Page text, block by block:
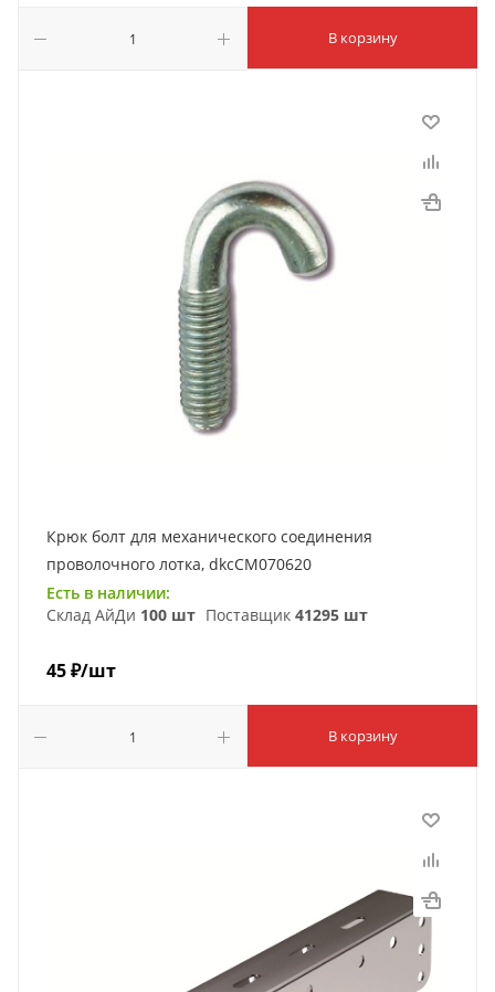
В корзину
Крюк болт для механического соединения
проволочного лотка, dkcCM070620
Есть в наличии:
Склад АйДи 100 шт Поставщик 41295 шт
45₽/шт
В корзину